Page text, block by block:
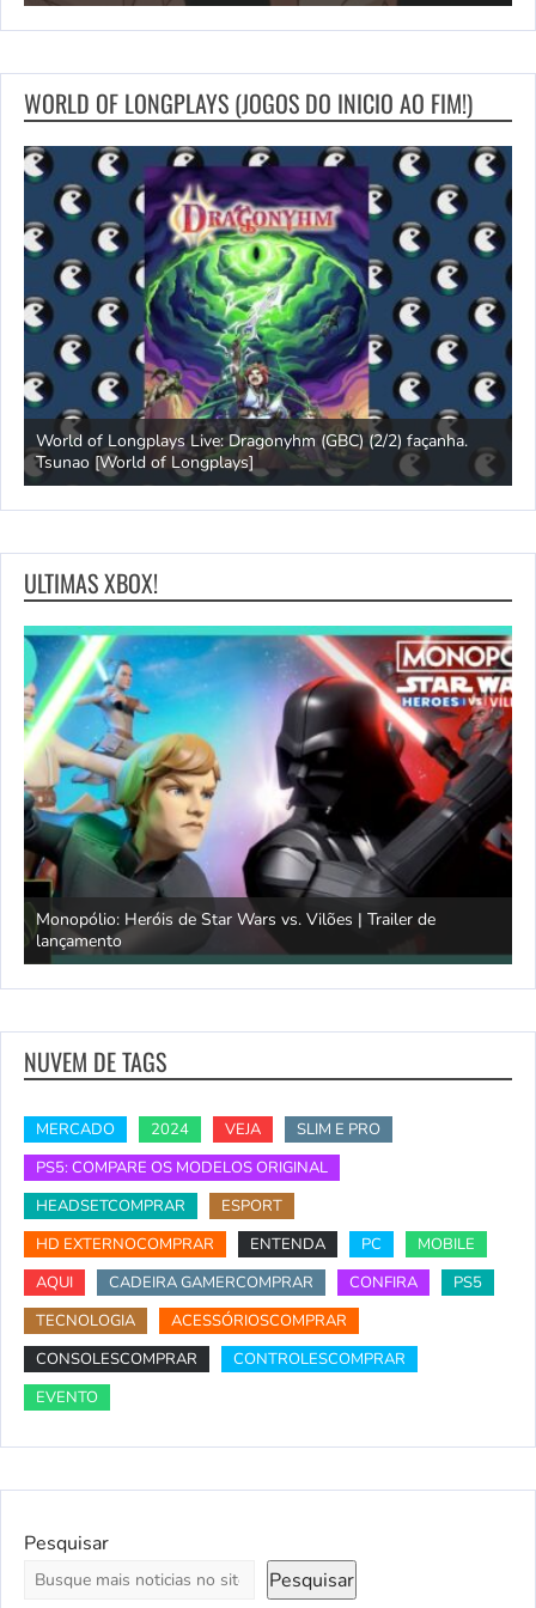
WORLD OF LONGPLAYS (JOGOS DO INICIO AO FIM!)
World of Longplays Live: Dragonyhm (GBC) (2/2) façanha.
Tsunao [World of Longplays]
ULTIMAS XBOX!
Monopólio: Heróis de Star Wars vs. Vilões | Trailer de
lançamento
NUVEM DE TAGS
MERCADO 2024 VEJA
SLIM E PRO
PS5: COMPARE OS MODELOS ORIGINAL
HEADSETCOMPRAR
ESPORT
HD EXTERNOCOMPRAR
ENTENDA PC
MOBILE
AQUI
CADEIRA GAMERCOMPRAR CONFIRA
PS5
TECNOLOGIA
ACESSÓRIOSCOMPRAR
CONSOLESCOMPRAR
CONTROLESCOMPRAR
EVENTO
Pesquisar
Pesquisar